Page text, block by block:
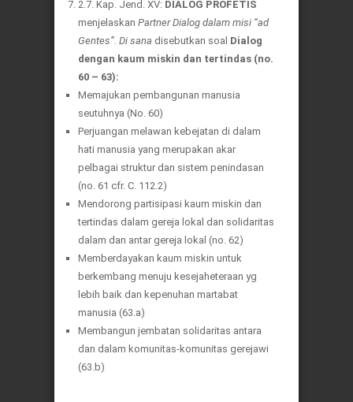
2.7. Kap. Jend. XV: DIALOG PROFETIS
menjelaskan Partner Dialog dalam misi “ad
Gentes”. Di sana disebutkan soal Dialog
dengan kaum miskin dan tertindas (no.
60 – 63):
Memajukan pembangunan manusia
seutuhnya (No. 60)
Perjuangan melawan kebejatan di dalam
hati manusia yang merupakan akar
pelbagai struktur dan sistem penindasan
(no. 61 cfr. C. 112.2)
Mendorong partisipasi kaum miskin dan
tertindas dalam gereja lokal dan solidaritas
dalam dan antar gereja lokal (no. 62)
Memberdayakan kaum miskin untuk
berkembang menuju kesejaheteraan yg
lebih baik dan kepenuhan martabat
manusia (63.a)
Membangun jembatan solidaritas antara
dan dalam komunitas-komunitas gerejawi
(63.b)